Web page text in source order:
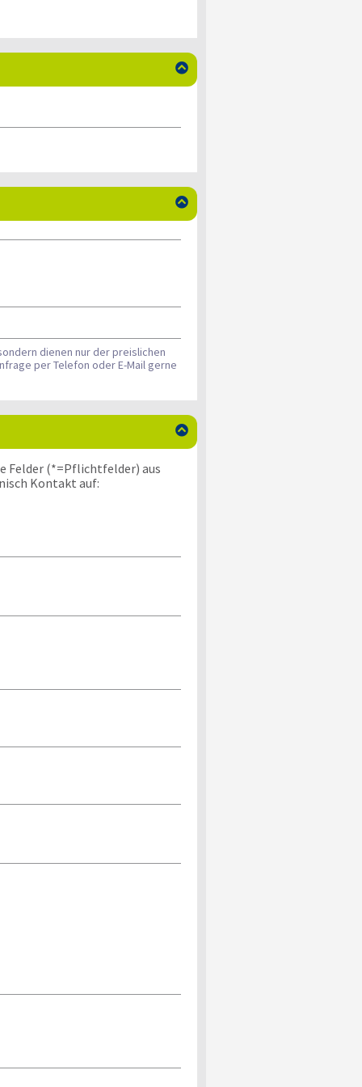


dienen nur der preislichen
per Telefon oder E-Mail gerne

Felder (*=Pflichtfelder) aus
Kontakt auf: